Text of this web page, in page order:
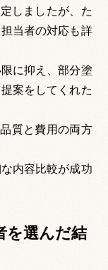
しましたが、た
当者の対応も詳
に抑え、部分塗
案をしてくれた
質と費用の両方
内容比較が成功
を選んだ結